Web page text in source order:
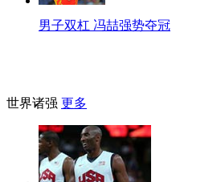
男子双杠 冯喆强势夺冠
世界诸强 更多